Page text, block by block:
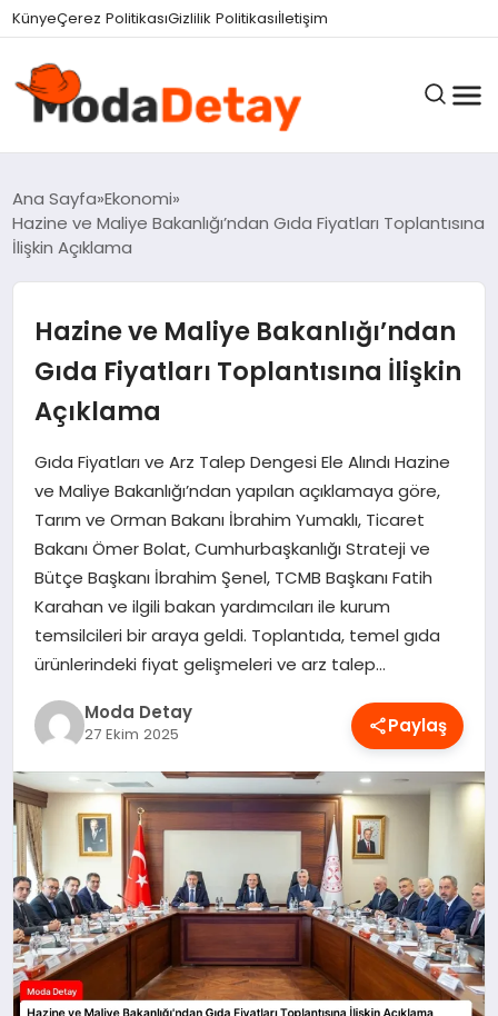
KünyeÇerez PolitikasıGizlilik Politikasıİletişim
GÜNDEM
DÜNYA
EĞITIM
MAGAZIN
SAĞLIK
TEKNOLOJI
YAŞAM
Ana Sayfa Ekonomi
Hazine ve Maliye Bakanlığı’ndan Gıda Fiyatları Toplantısına
İlişkin Açıklama
Hazine ve Maliye Bakanlığı’ndan
Gıda Fiyatları Toplantısına İlişkin
Açıklama
Gıda Fiyatları ve Arz Talep Dengesi Ele Alındı Hazine
ve Maliye Bakanlığı’ndan yapılan açıklamaya göre,
Tarım ve Orman Bakanı İbrahim Yumaklı, Ticaret
Bakanı Ömer Bolat, Cumhurbaşkanlığı Strateji ve
Bütçe Başkanı İbrahim Şenel, TCMB Başkanı Fatih
Karahan ve ilgili bakan yardımcıları ile kurum
temsilcileri bir araya geldi. Toplantıda, temel gıda
ürünlerindeki fiyat gelişmeleri ve arz talep…
Moda Detay
27 Ekim 2025 Paylaş